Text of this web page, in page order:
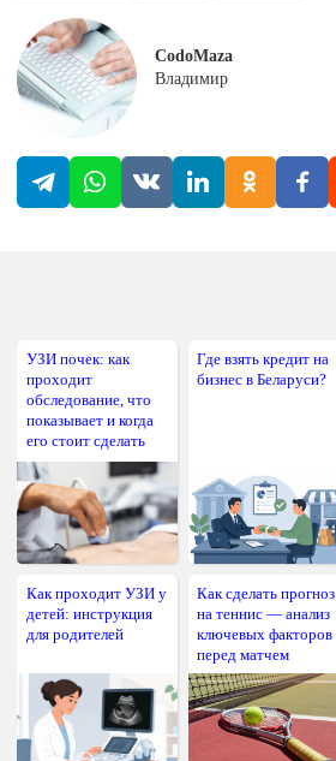
CodoMaza
Владимир
УЗИ почек: как
проходит
обследование, что
показывает и когда
его стоит сделать
Где взять кредит на
бизнес в Беларуси?
Как проходит УЗИ у
детей: инструкция
для родителей
Как сделать прогноз
на теннис — анализ
ключевых факторов
перед матчем